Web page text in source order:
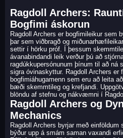
Ragdoll Archers:
Bogfimi áskorun
Ragdoll Archers er bogfimileikur sem
þar sem viðbragð og
settir í hörku próf. Í þessum
ávanabindandi leik verður þú að
ragdúkkupersónunum þínum til að ná
sigra óvinaskyttur. Ragdoll Archers
bogfimiáhugamenn sem eru að leita
bæði skemmtileg og krefjandi.
blöndu af stefnu og nákvæmni í
Ragdoll Archers og
Mechanics
Ragdoll Archers byrjar með einföldum
býður upp á smám saman vaxandi